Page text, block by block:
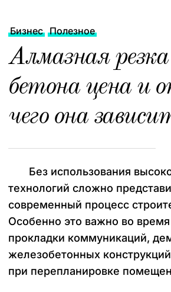
Бизнес Полезное
Алмазная резка
бетона цена и
чего она
Без использования
технологий сложно
современный процесс
Особенно это важно во время
прокладки коммуникаций,
железобетонных
при перепланировке